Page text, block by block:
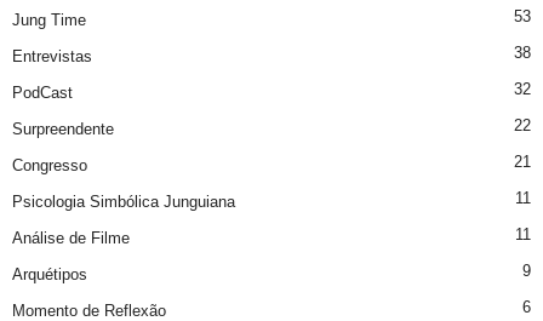
Jung Time 53
Entrevistas 38
PodCast 32
Surpreendente 22
Congresso 21
Psicologia Simbólica Junguiana 11
Análise de Filme 11
Arquétipos 9
Momento de Reflexão 6